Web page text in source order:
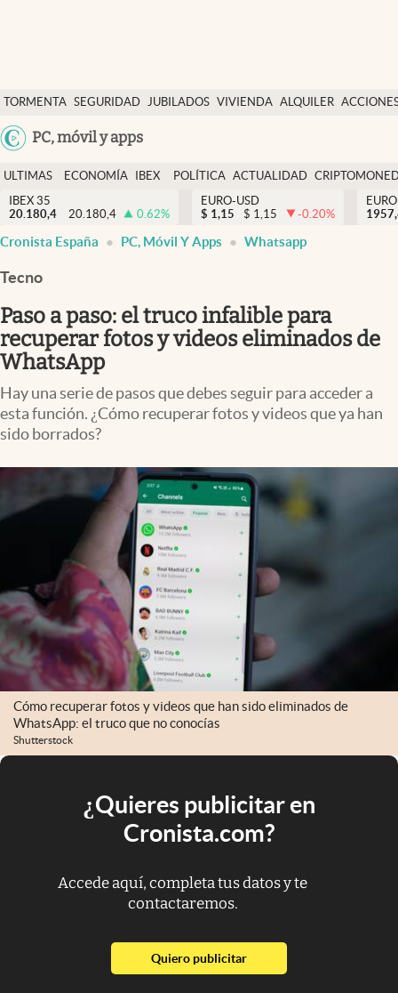
TORMENTA SEGURIDAD JUBILADOS VIVIENDA ALQUILER
PC, móvil y apps
Economía y finanzas
Política
Actualidad
Criptomonedas
España
ULTIMAS
NOTICIAS
ECONOMÍA
FINANZAS
IBEX
EURO
POLÍTICA ACTUALIDAD
IBEX 35
20.180,4
20.180,4 0.62%
EURO-USD
$ 1,15 $ 1,15 -0.20%
Cronista España PC, Móvil Y Apps Whatsapp
Tecno
Paso a paso: el truco infalible para
recuperar fotos y videos eliminados de
WhatsApp
Hay una serie de pasos que debes seguir para acceder a
esta función. ¿Cómo recuperar fotos y videos que ya han
sido borrados?
Cómo recuperar fotos y videos que han sido eliminados de
WhatsApp: el truco que no conocías
Shutterstock
¿Quieres publicitar en
Cronista.com?
Accede aquí, completa tus datos y te
contactaremos.
Quiero publicitarabre en nueva pestaña